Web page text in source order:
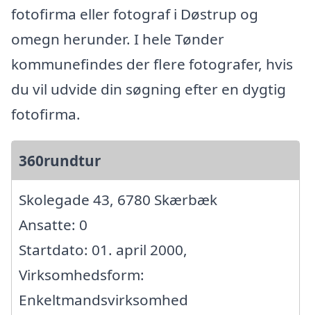
fotofirma eller fotograf i Døstrup og
omegn herunder. I hele Tønder
kommunefindes der flere fotografer, hvis
du vil udvide din søgning efter en dygtig
fotofirma.
360rundtur
Skolegade 43, 6780 Skærbæk
Ansatte: 0
Startdato: 01. april 2000,
Virksomhedsform:
Enkeltmandsvirksomhed